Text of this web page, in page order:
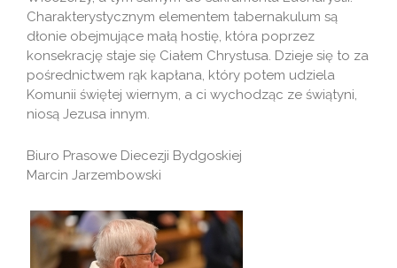
Charakterystycznym elementem tabernakulum są
dłonie obejmujące małą hostię, która poprzez
konsekrację staje się Ciałem Chrystusa. Dzieje się to za
pośrednictwem rąk kapłana, który potem udziela
Komunii świętej wiernym, a ci wychodząc ze świątyni,
niosą Jezusa innym.
Biuro Prasowe Diecezji Bydgoskiej
Marcin Jarzembowski